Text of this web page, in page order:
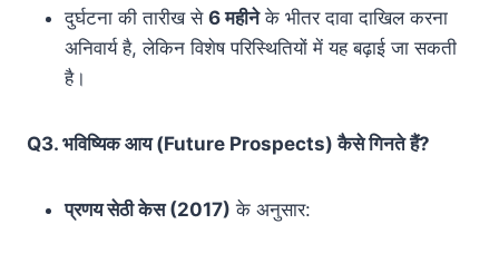
दुर्घटना की तारीख से 6 महीनेके भीतर दावा दाखिल करना
अनिवार्य है, लेकिन विशेष परिस्थितियों में यह बढ़ाई जा सकती
है।
Q3. भविष्यिक आय (Future Prospects) कैसे गिनते हैं?
प्रणय सेठी केस (2017) के अनुसार: